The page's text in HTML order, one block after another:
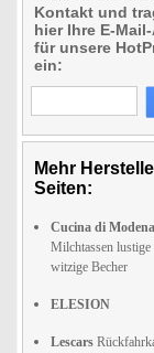
Kontakt und
hier Ihre E-
für unsere
ein:
Mehr
Seiten:
Cucina di Modena
Milchtassen
witzige Becher
ELESION
Lescars